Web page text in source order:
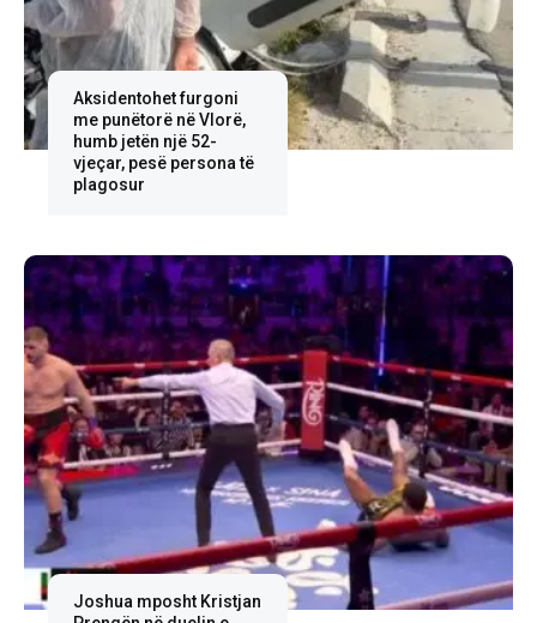
Aksidentohet furgoni
me punëtorë në Vlorë,
humb jetën një 52-
vjeçar, pesë persona të
plagosur
Joshua mposht Kristjan